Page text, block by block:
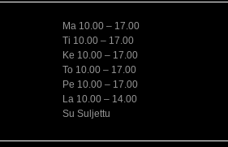
Ma 10.00 – 17.00
Ti 10.00 – 17.00
Ke 10.00 – 17.00
To 10.00 – 17.00
Pe 10.00 – 17.00
La 10.00 – 14.00
Su Suljettu